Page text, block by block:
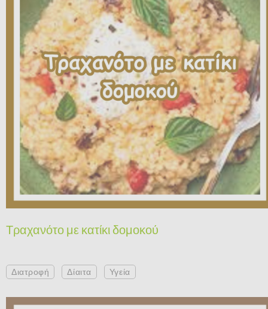
Τραχανότο με κατίκι δομοκού
Διατροφή Δίαιτα Υγεία